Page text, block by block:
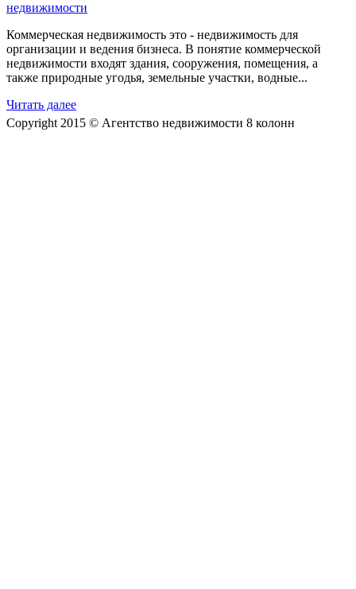
Коммерческая недвижимость это - недвижимость для
организации и ведения бизнеса. В понятие коммерческой
недвижимости входят здания, сооружения, помещения, а
также природные угодья, земельные участки, водные...
Читать далее
Copyright 2015 © Агентство недвижимости 8 колонн